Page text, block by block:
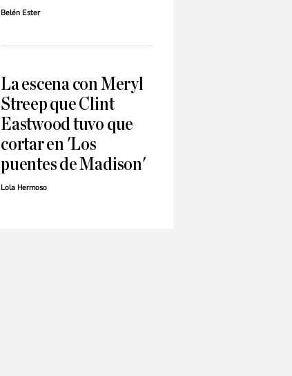
Belén Ester
La escena con Meryl
Streep que Clint
Eastwood tuvo que
cortar en 'Los
puentes de Madison'
Lola Hermoso